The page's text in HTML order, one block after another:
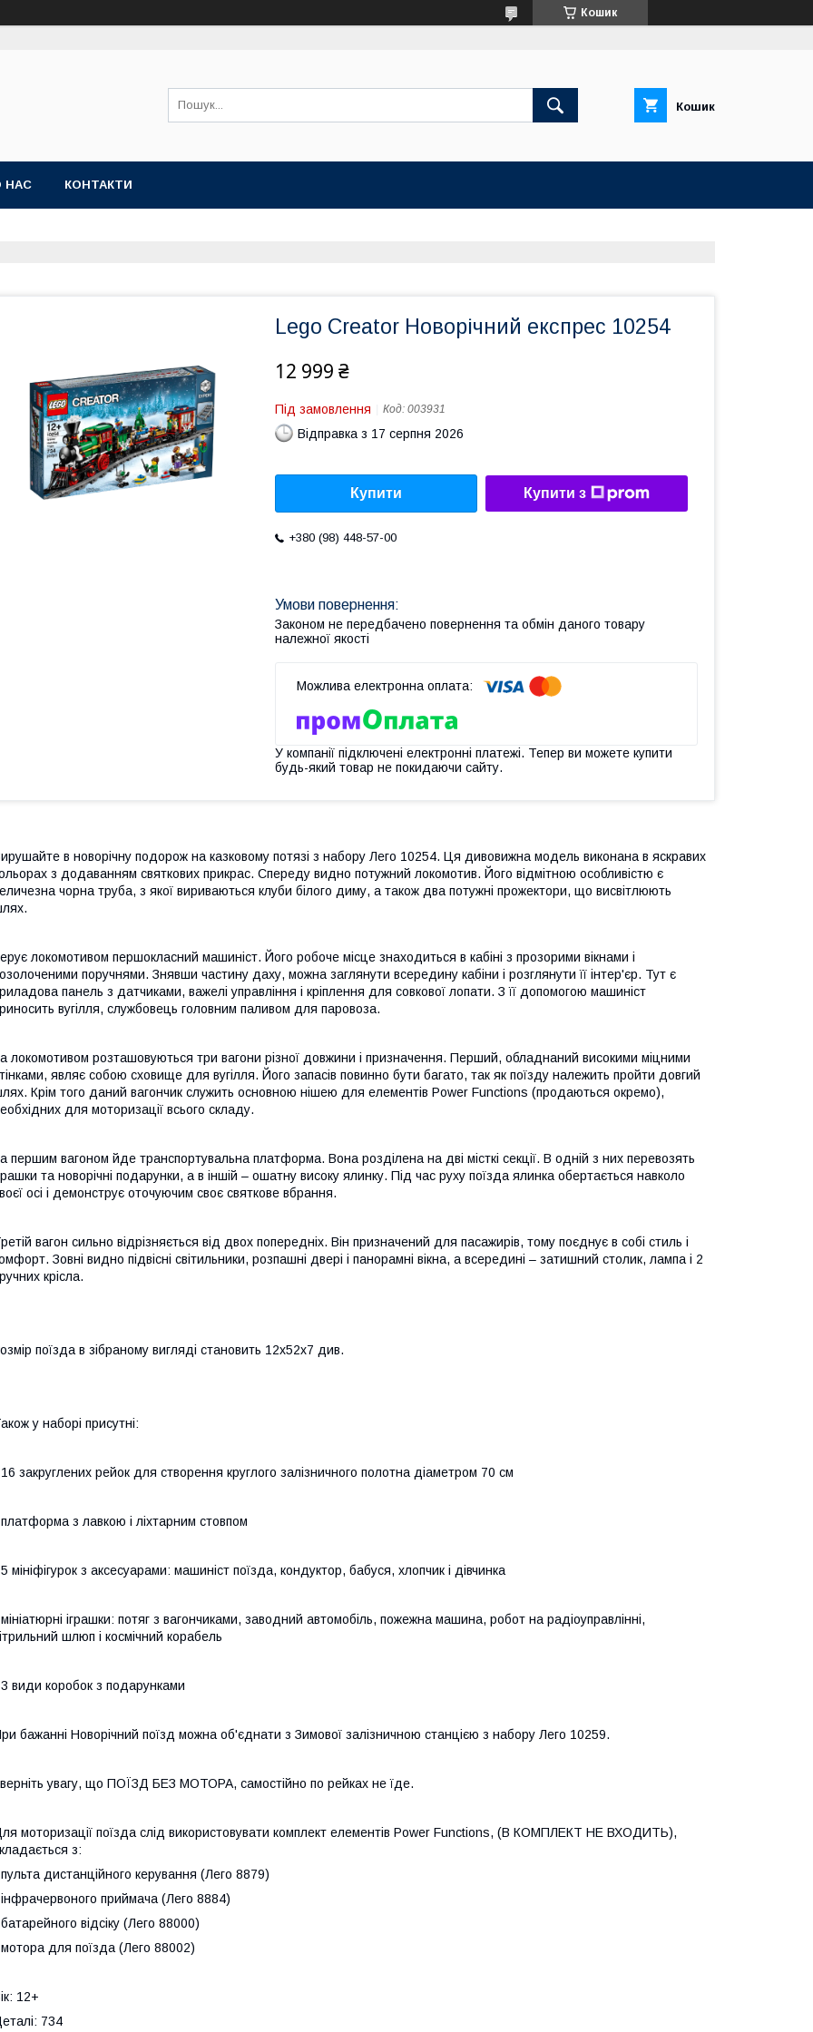
Кошик
Кошик
НАС КОНТАКТИ
Lego Creator Новорічний експрес 10254
12 999 ₴
Під замовлення Код: 003931
Відправка з 17 серпня 2026
Купити Купити з
+380 (98) 448-57-00
Законом не передбачено повернення та обмін даного товару
належної якості
У компанії підключені електронні платежі. Тепер ви можете купити
будь-який товар не покидаючи сайту.
в новорічну подорож на казковому потязі з набору Лего 10254. Ця дивовижна модель виконана в яскравих
з додаванням святкових прикрас. Спереду видно потужний локомотив. Його відмітною особливістю є
чорна труба, з якої вириваються клуби білого диму, а також два потужні прожектори, що висвітлюють
локомотивом першокласний машиніст. Його робоче місце знаходиться в кабіні з прозорими вікнами і
поручнями. Знявши частину даху, можна заглянути всередину кабіни і розглянути її інтер'єр. Тут є
панель з датчиками, важелі управління і кріплення для совкової лопати. З її допомогою машиніст
вугілля, службовець головним паливом для паровоза.
локомотивом розташовуються три вагони різної довжини і призначення. Перший, обладнаний високими міцними
являє собою сховище для вугілля. Його запасів повинно бути багато, так як поїзду належить пройти довгий
Крім того даний вагончик служить основною нішею для елементів Power Functions (продаються окремо),
для моторизації всього складу.
першим вагоном йде транспортувальна платформа. Вона розділена на дві місткі секції. В одній з них перевозять
та новорічні подарунки, а в іншій – ошатну високу ялинку. Під час руху поїзда ялинка обертається навколо
осі і демонструє оточуючим своє святкове вбрання.
вагон сильно відрізняється від двох попередніх. Він призначений для пасажирів, тому поєднує в собі стиль і
Зовні видно підвісні світильники, розпашні двері і панорамні вікна, а всередині – затишний столик, лампа і 2
крісла.
поїзда в зібраному вигляді становить 12х52х7 див.
у наборі присутні:
закруглених рейок для створення круглого залізничного полотна діаметром 70 см
з лавкою і ліхтарним стовпом
мініфігурок з аксесуарами: машиніст поїзда, кондуктор, бабуся, хлопчик і дівчинка
іграшки: потяг з вагончиками, заводний автомобіль, пожежна машина, робот на радіоуправлінні,
шлюп і космічний корабель
види коробок з подарунками
бажанні Новорічний поїзд можна об'єднати з Зимової залізничною станцією з набору Лего 10259.
увагу, що ПОЇЗД БЕЗ МОТОРА, самостійно по рейках не їде.
моторизації поїзда слід використовувати комплект елементів Power Functions, (В КОМПЛЕКТ НЕ ВХОДИТЬ),
з:
дистанційного керування (Лего 8879)
приймача (Лего 8884)
відсіку (Лего 88000)
для поїзда (Лего 88002)
12+
734